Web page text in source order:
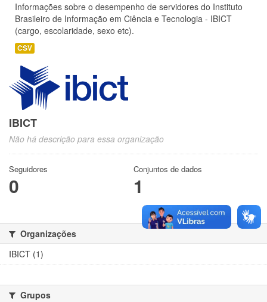
Informações sobre o desempenho de servidores do Instituto
Brasileiro de Informação em Ciência e Tecnologia - IBICT
(cargo, escolaridade, sexo etc).
CSV
IBICT
Não há descrição para essa organização
Seguidores
0
Conjuntos de dados
1
Organizações
IBICT (1)
Grupos